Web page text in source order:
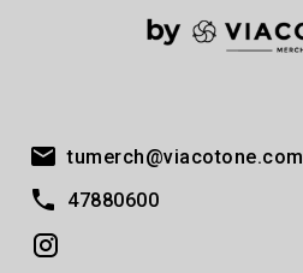
tumerch@viacotone.com
47880600